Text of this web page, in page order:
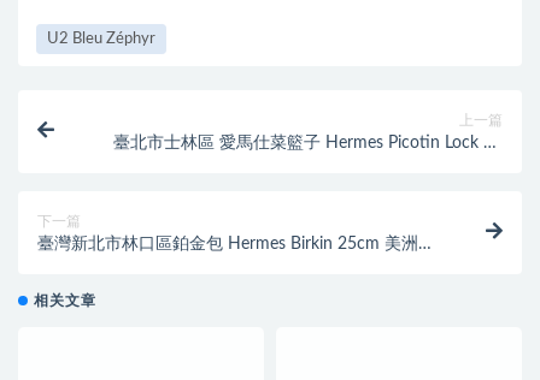
U2 Bleu Zéphyr
上一篇
臺北市士林區 愛馬仕菜籃子 Hermes Picotin Lock 18
下一篇
臺灣新北市林口區鉑金包 Hermes Birkin 25cm 美洲鱷
相关文章